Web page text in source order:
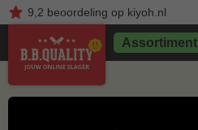
9,2 beoordelingop kiyoh.nl
Assortiment